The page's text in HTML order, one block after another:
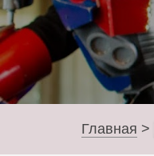
Главная >